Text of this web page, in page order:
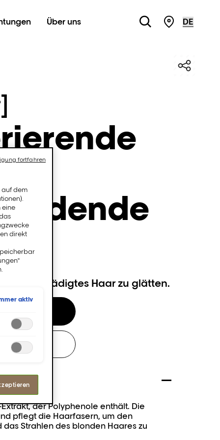
Über uns STORE
geschädigtes Haar zu glätten.
der Polyphenole enthält. Die
pflegt die Haarfasern, um den
Strahlen des blonden Haares zu
auf dem
eine
direkt
aktiv
fortfahren